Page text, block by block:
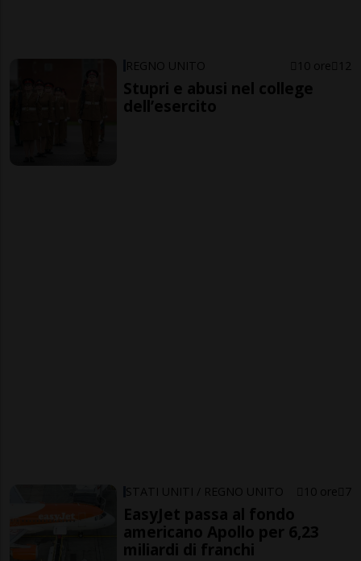
REGNO UNITO 10 ore 12
Stupri e abusi nel college
dell’esercito
STATI UNITI / REGNO UNITO 10 ore 7
EasyJet passa al fondo
americano Apollo per 6,23
miliardi di franchi